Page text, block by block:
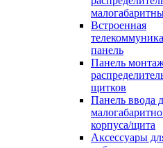
Встроенная
панель
Панель
щитков
Панель ввода
корпуса/щита
Аксессуары